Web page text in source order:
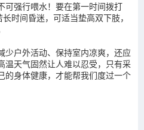
可强行喂水！要在第一时间拨打
时间昏迷，可适当垫高双下肢，
少户外活动、保持室内凉爽，还应
温天气固然让人难以忍受，只有采
的身体健康，才能帮我们度过一个